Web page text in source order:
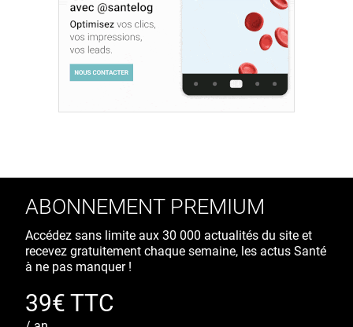
ABONNEMENT PREMIUM
Accédez sans limite aux 30 000 actualités du site et
recevez gratuitement chaque semaine, les actus Santé
à ne pas manquer !
39€ TTC